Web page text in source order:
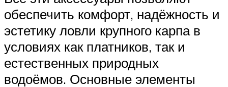
обеспечить комфорт, надёжность и
эстетику ловли крупного карпа в
условиях как платников, так и
естественных природных
водоёмов. Основные элементы